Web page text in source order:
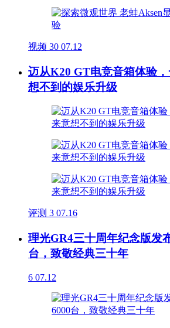
视频 30 07.12
迈从K20 GT电竞音箱体验
想不到的娱乐升级
评测 3 07.16
理光GR4三十周年纪念版发
台，致敬经典三十年
6 07.12